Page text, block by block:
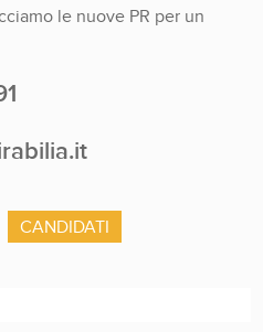
le nuove PR per un
CANDIDATI